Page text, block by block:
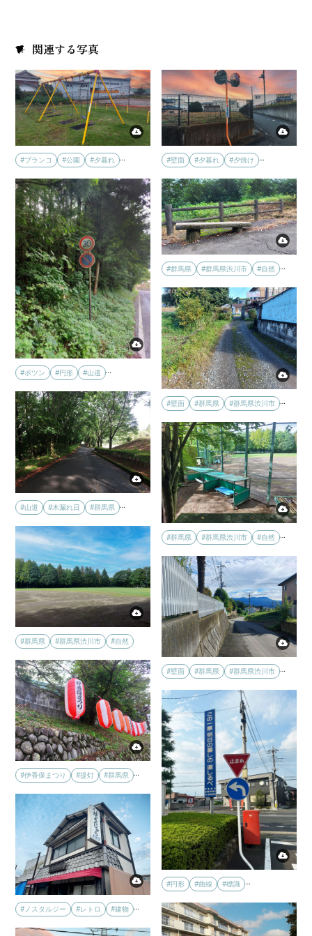
関連する写真
#ブランコ #公園 #夕暮れ … #壁面 #夕暮れ #夕焼け …
#ポツン #円形 #山道 …
#群馬県 #群馬県渋川市 #自然 …
#壁面 #群馬県 #群馬県渋川市
#山道 #木漏れ日 #群馬県
#群馬県 #群馬県渋川市 #自然
#群馬県 #群馬県渋川市 #自然
#壁面 #群馬県 #群馬県渋川市 …
#伊香保まつり #提灯 #群馬県 …
#円形 #曲線 #標識 …
#ノスタルジー #レトロ #建物 …